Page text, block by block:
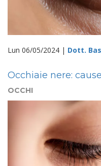
Lun 06/05/2024 | Dott.
Occhiaie nere:
OCCHI